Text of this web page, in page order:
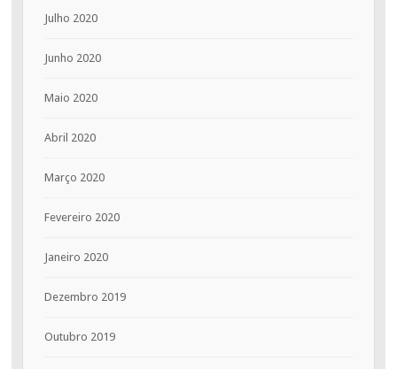
Julho 2020
Junho 2020
Maio 2020
Abril 2020
Março 2020
Fevereiro 2020
Janeiro 2020
Dezembro 2019
Outubro 2019